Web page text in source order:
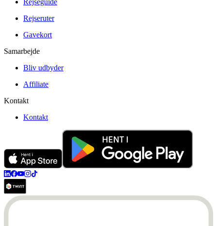
Rejseguide
Rejseruter
Gavekort
Samarbejde
Bliv udbyder
Affiliate
Kontakt
Kontakt